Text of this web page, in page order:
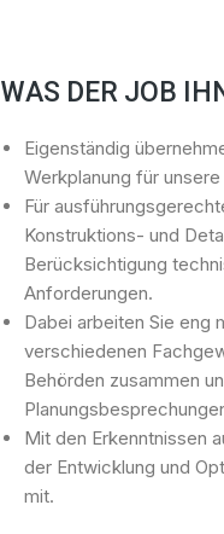
WAS DER JOB
Eigenständig
Werkplanung für
Für
Konstruktions- und
Berücksichtigung
Anforderungen.
Dabei arbeiten Sie eng
verschiedenen
Behörden zusammen
Mit den Erkenntnissen
der Entwicklung und
mit.